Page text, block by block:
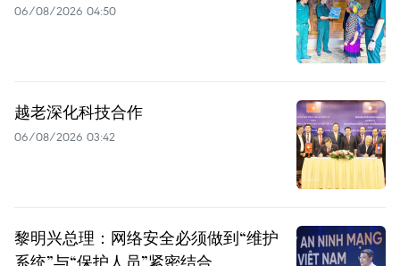
06/08/2026 04:50
越老深化科技合作
06/08/2026 03:42
黎明兴总理：网络安全必须做到“维护
系统”与“保护人员”紧密结合